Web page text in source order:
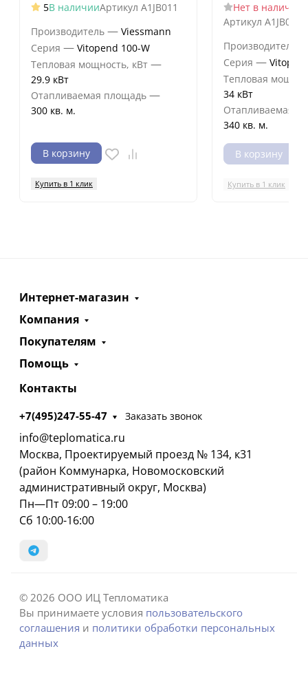
5В наличииАртикул A1JB011
Производитель — Viessmann
Серия — Vitopend 100-W
Тепловая мощность, кВт —
29.9 кВт
Отапливаемая площадь —
300 кв. м.
В корзину
Купить в 1 клик
Нет в наличии
Артикул A1JB012
Производитель
Серия —
Тепловая
34 кВт
Отапливаемая
340 кв. м.
В корзину
Купить в 1 клик
Интернет-магазин
Компания
Покупателям
Помощь
Контакты
+7(495)247-55-47 Заказать звонок
info@teplomatica.ru
Москва, Проектируемый проезд № 134, к31
(район Коммунарка, Новомосковский
административный округ, Москва)
Пн—Пт 09:00 – 19:00
Сб 10:00-16:00
© 2026 ООО ИЦ Тепломатика
Вы принимаете условия пользовательского
соглашения и политики обработки персональных
данных